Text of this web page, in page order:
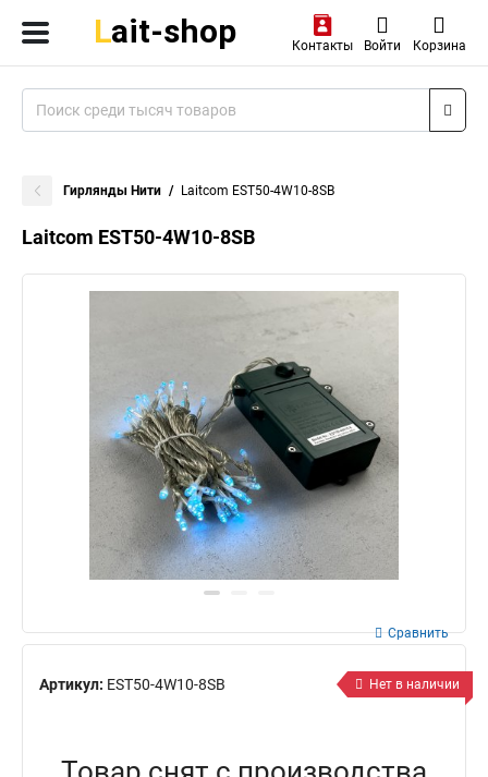
Контакты Войти Корзина
Гирлянды Нити Laitcom EST50-4W10-8SB
Laitcom EST50-4W10-8SB
Артикул: EST50-4W10-8SB
Сравнить
Нет в наличии